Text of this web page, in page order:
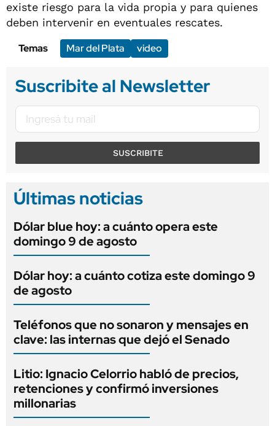
existe riesgo para la vida propia y para quienes
deben intervenir en eventuales rescates.
Temas
Mar del Plata video
Suscribite al Newsletter
SUSCRIBITE
Últimas noticias
Dólar blue hoy: a cuánto opera este
domingo 9 de agosto
Dólar hoy: a cuánto cotiza este domingo 9
de agosto
Teléfonos que no sonaron y mensajes en
clave: las internas que dejó el Senado
Litio: Ignacio Celorrio habló de precios,
retenciones y confirmó inversiones
millonarias